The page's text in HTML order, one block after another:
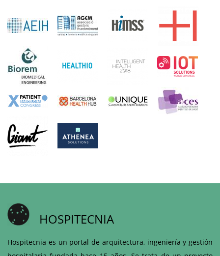
HOSPITECNIA
Hospitecnia es un portal de arquitectura, ingeniería y gestión